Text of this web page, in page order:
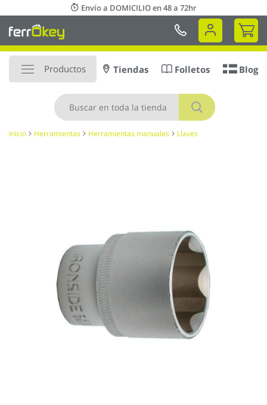
al
contenido
Envío a DOMICILIO en 48 a 72hr
Mi
Productos
Buscar
Tiendas Folletos Blog
Inicio Herramientas Herramientas manuales Llaves